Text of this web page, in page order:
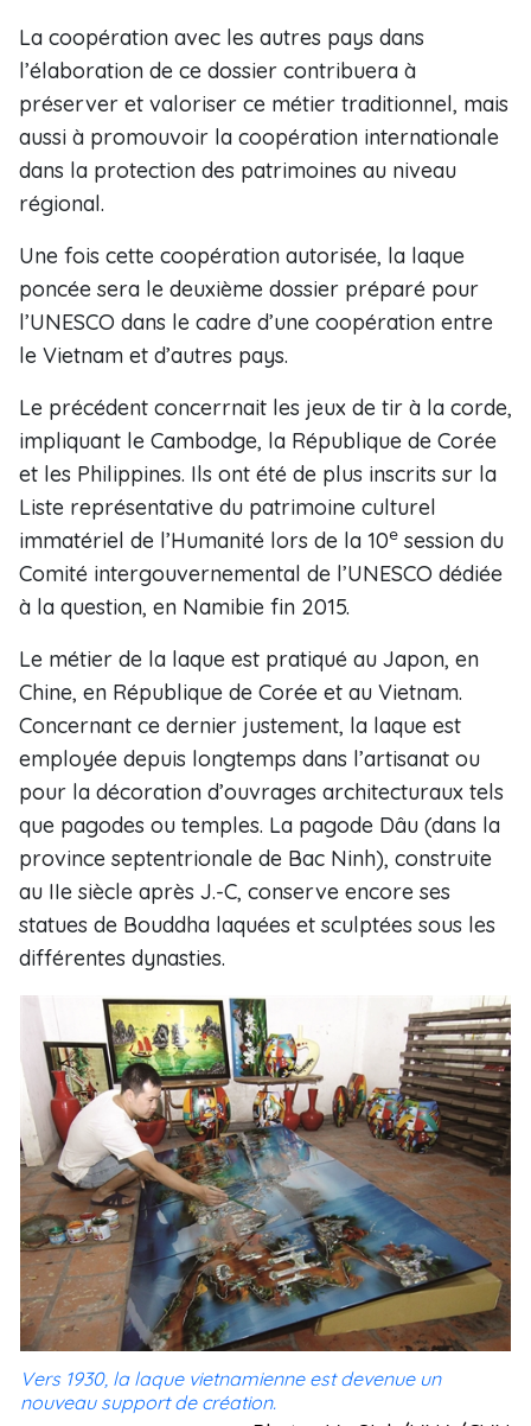
La coopération avec les autres pays dans
l’élaboration de ce dossier contribuera à
préserver et valoriser ce métier traditionnel, mais
aussi à promouvoir la coopération internationale
dans la protection des patrimoines au niveau
régional.
Une fois cette coopération autorisée, la laque
poncée sera le deuxième dossier préparé pour
l’UNESCO dans le cadre d’une coopération entre
le Vietnam et d’autres pays.
Le précédent concerrnait les jeux de tir à la corde,
impliquant le Cambodge, la République de Corée
et les Philippines. Ils ont été de plus inscrits sur la
Liste représentative du patrimoine culturel
immatériel de l’Humanité lors de la 10e session du
Comité intergouvernemental de l’UNESCO dédiée
à la question, en Namibie fin 2015.
Le métier de la laque est pratiqué au Japon, en
Chine, en République de Corée et au Vietnam.
Concernant ce dernier justement, la laque est
employée depuis longtemps dans l’artisanat ou
pour la décoration d’ouvrages architecturaux tels
que pagodes ou temples. La pagode Dâu (dans la
province septentrionale de Bac Ninh), construite
au IIe siècle après J.-C, conserve encore ses
statues de Bouddha laquées et sculptées sous les
différentes dynasties.
Vers 1930, la laque vietnamienne est devenue un
nouveau support de création.